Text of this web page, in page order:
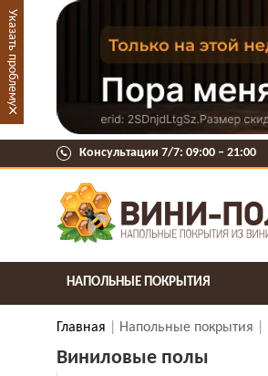
Консультации 7/7: 09:00 ‒ 21:00
НАПОЛЬНЫЕ ПОКРЫТИЯ
Главная Напольные покрытия
Виниловые полы
Указать проблему
×